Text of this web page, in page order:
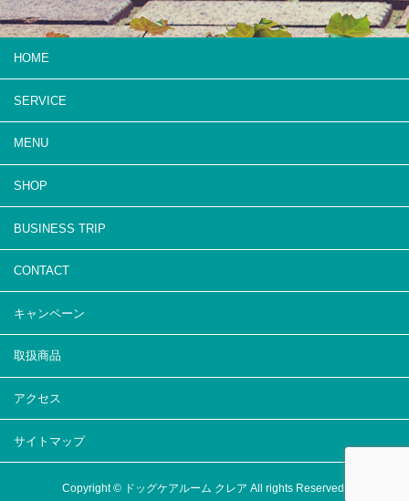
HOME
SERVICE
MENU
SHOP
BUSINESS TRIP
CONTACT
キャンペーン
取扱商品
アクセス
サイトマップ
Copyright © ドッグケアルーム クレア All rights Reserved.